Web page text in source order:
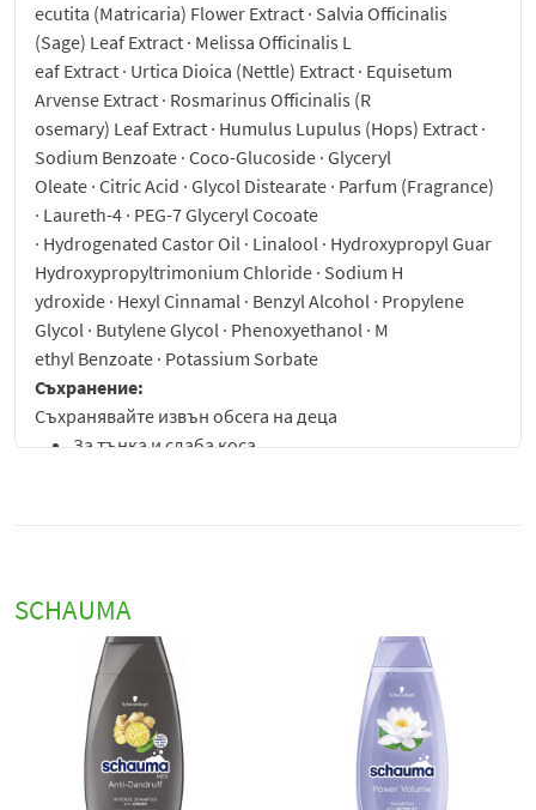
ecutita (Matricaria) Flower Extract · Salvia Officinalis
(Sage) Leaf Extract · Melissa Officinalis L
eaf Extract · Urtica Dioica (Nettle) Extract · Equisetum
Arvense Extract · Rosmarinus Officinalis (R
osemary) Leaf Extract · Humulus Lupulus (Hops) Extract ·
Sodium Benzoate · Coco-Glucoside · Glyceryl
Oleate · Citric Acid · Glycol Distearate · Parfum (Fragrance)
· Laureth-4 · PEG-7 Glyceryl Cocoate
· Hydrogenated Castor Oil · Linalool · Hydroxypropyl Guar
Hydroxypropyltrimonium Chloride · Sodium H
ydroxide · Hexyl Cinnamal · Benzyl Alcohol · Propylene
Glycol · Butylene Glycol · Phenoxyethanol · M
ethyl Benzoate · Potassium Sorbate
Съхранение:
Съхранявайте извън обсега на деца
За тънка и слаба коса
специално създаден шампоан за тънка и слаба коса,
предназначен за ежедневна употреба, който почиства,
придава сила и жизненост на косата, като в същото
време я обгръща в неустоим аромат. Формулата е
обогатена с витамини, минерали и естествени
протеини, които подсилват вътрешната структура на
SCHAUMA